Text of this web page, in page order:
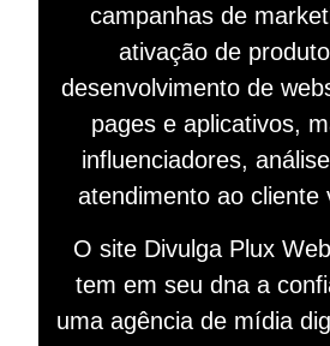
campanhas de
ativação de
desenvolvimento de
pages e aplicativos,
influenciadores,
atendimento ao cliente
O site Divulga Plux
tem em seu dna a
uma agência de mídia